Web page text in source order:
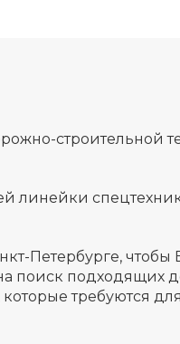
строительной
линейки
Петербурге, чтобы
поиск подходящих
требуются